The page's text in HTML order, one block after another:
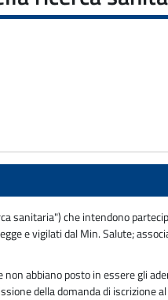
sanitaria") che intendono
e vigilati dal Min. Salute;
abbiano posto in essere gli
della domanda di iscrizione